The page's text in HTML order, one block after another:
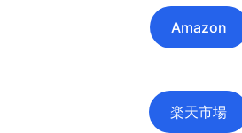
Amazon
楽天市場